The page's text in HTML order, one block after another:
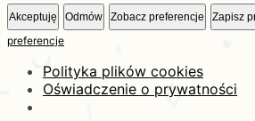
Akceptuję Odmów Zobacz preferencje Zapisz
preferencje
Polityka plików cookies
Oświadczenie o prywatności